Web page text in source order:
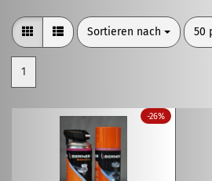
Sortieren nach
Sortieren nach 50
1
-26%